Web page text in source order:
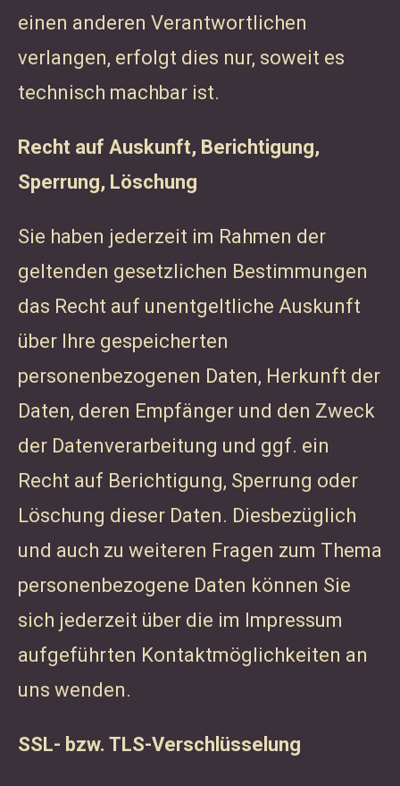
einen anderen Verantwortlichen
verlangen, erfolgt dies nur, soweit es
technisch machbar ist.
Recht auf Auskunft, Berichtigung,
Sperrung, Löschung
Sie haben jederzeit im Rahmen der
geltenden gesetzlichen Bestimmungen
das Recht auf unentgeltliche Auskunft
über Ihre gespeicherten
personenbezogenen Daten, Herkunft der
Daten, deren Empfänger und den Zweck
der Datenverarbeitung und ggf. ein
Recht auf Berichtigung, Sperrung oder
Löschung dieser Daten. Diesbezüglich
und auch zu weiteren Fragen zum Thema
personenbezogene Daten können Sie
sich jederzeit über die im Impressum
aufgeführten Kontaktmöglichkeiten an
uns wenden.
SSL- bzw. TLS-Verschlüsselung